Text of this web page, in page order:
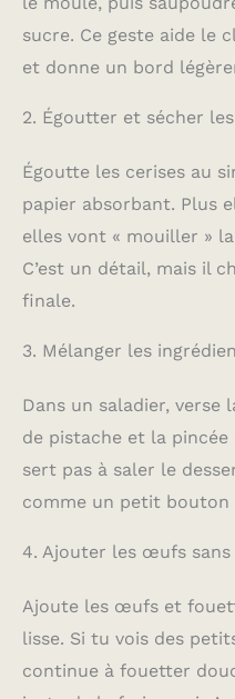
sucre. Ce geste aide le
et donne un bord
2. Égoutter et sécher
Égoutte les cerises au
papier absorbant. Plus
elles vont « mouiller »
C’est un détail, mais il
finale.
3. Mélanger les
Dans un saladier, verse
de pistache et la pincée
sert pas à saler le
comme un petit bouton
4. Ajouter les œufs sans
Ajoute les œufs et
lisse. Si tu vois des
continue à fouetter